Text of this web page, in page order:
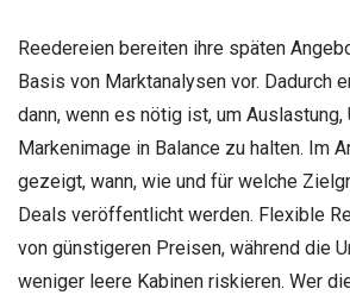
Reedereien bereiten ihre späten
Basis von Marktanalysen vor. Dadurch
dann, wenn es nötig ist, um Auslastung,
Markenimage in Balance zu halten. Im
gezeigt, wann, wie und für welche
Deals veröffentlicht werden. Flexible
von günstigeren Preisen, während die
weniger leere Kabinen riskieren. Wer